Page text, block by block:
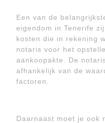
Een van de
eigendom in Tenerife
kosten die in rekening
notaris voor het
aankoopakte. De
afhankelijk van de
factoren.
Daarnaast moet je ook